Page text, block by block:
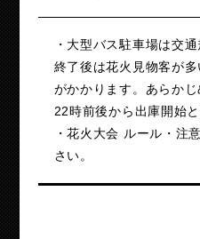
・大型バス駐車場は交
終了後は花火見物客が
がかかります。あらか
22時前後から出庫開始と
・花火大会 ルール・注
さい。